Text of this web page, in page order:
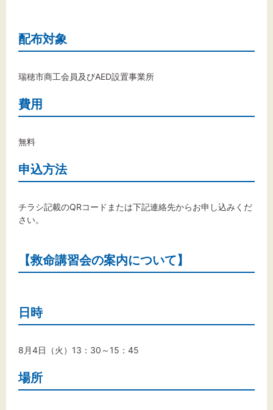
配布対象
瑞穂市商工会員及びAED設置事業所
費用
無料
申込方法
チラシ記載のQRコードまたは下記連絡先からお申し込みくだ
さい。
【救命講習会の案内について】
日時
8月4日（火）13：30～15：45
場所